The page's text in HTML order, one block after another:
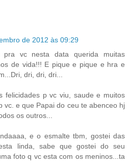
de 2012 às 09:29
pra vc nesta data querida muitas
de vida!!! E pique e pique e hra e
dri, dri, dri...
felicidades p vc viu, saude e muitos
vc. e que Papai do ceu te abenceo hj
os outros...
e o esmalte tbm, gostei das
linda, sabe que gostei do seu
foto q vc esta com os meninos...ta